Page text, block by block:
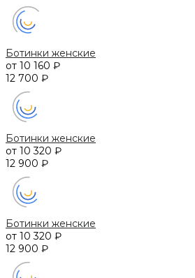
Ботинки женские
от 10 160 ₽
12 700 ₽
Ботинки женские
от 10 320 ₽
12 900 ₽
Ботинки женские
от 10 320 ₽
12 900 ₽